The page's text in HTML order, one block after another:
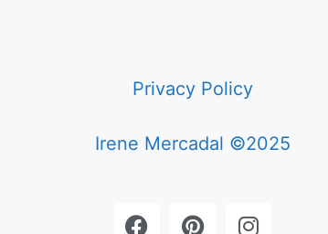
Privacy Policy
Irene Mercadal ©2025